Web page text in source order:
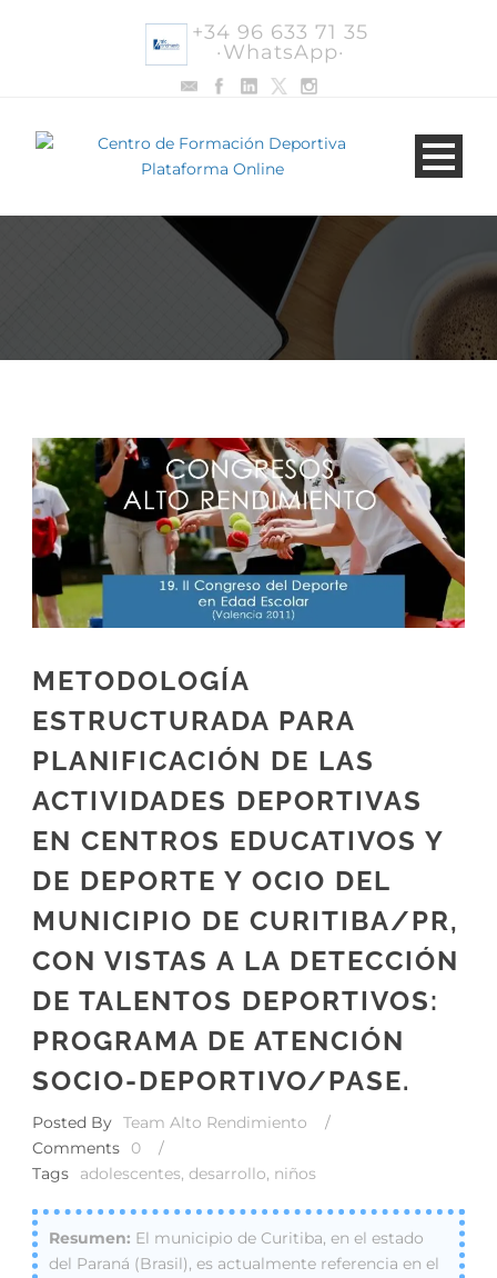
+34 96 633 71 35
·WhatsApp·
METODOLOGÍA
ESTRUCTURADA PARA
PLANIFICACIÓN DE LAS
ACTIVIDADES DEPORTIVAS
EN CENTROS EDUCATIVOS Y
DE DEPORTE Y OCIO DEL
MUNICIPIO DE CURITIBA/PR,
CON VISTAS A LA DETECCIÓN
DE TALENTOS DEPORTIVOS:
PROGRAMA DE ATENCIÓN
SOCIO-DEPORTIVO/PASE.
Posted By Team Alto Rendimiento
/
Comments
0
/
Tags
adolescentes, desarrollo, niños
El municipio de Curitiba, en el estado
del Paraná (Brasil), es actualmente referencia en el